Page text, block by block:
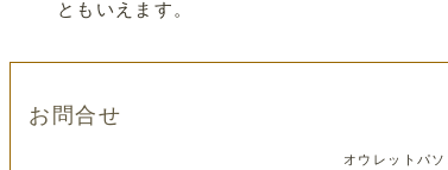
ともいえます。
お問合せ
オウレットパ